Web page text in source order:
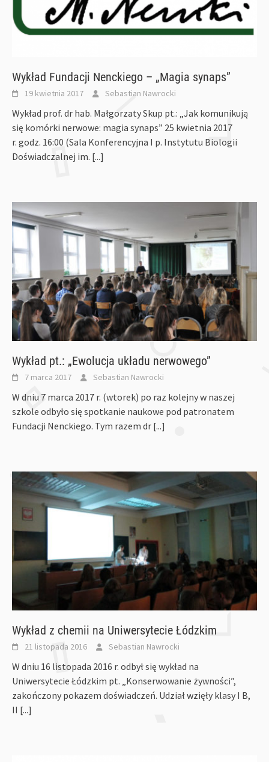
Wykład Fundacji Nenckiego – „Magia synaps”
19 kwietnia 2017 Sebastian Nawrocki
Wykład prof. dr hab. Małgorzaty Skup pt.: „Jak komunikują
się komórki nerwowe: magia synaps” 25 kwietnia 2017
r. godz. 16:00 (Sala Konferencyjna I p. Instytutu Biologii
Doświadczalnej im. [...]
Wykład pt.: „Ewolucja układu nerwowego”
7 marca 2017 Sebastian Nawrocki
W dniu 7 marca 2017 r. (wtorek) po raz kolejny w naszej
szkole odbyło się spotkanie naukowe pod patronatem
Fundacji Nenckiego. Tym razem dr [...]
Wykład z chemii na Uniwersytecie Łódzkim
21 listopada 2016 Sebastian Nawrocki
W dniu 16 listopada 2016 r. odbył się wykład na
Uniwersytecie Łódzkim pt. „Konserwowanie żywności”,
zakończony pokazem doświadczeń. Udział wzięły klasy I B,
II [...]